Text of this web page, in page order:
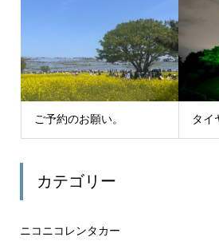
ご予約のお願い。 タイ
カテゴリー
ニコニコレンタカー